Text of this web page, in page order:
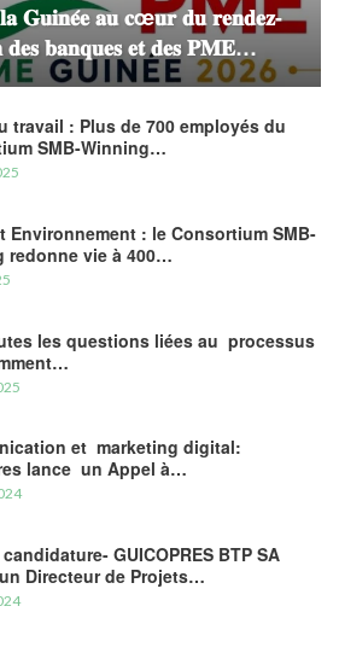
𝐆𝐮𝐢𝐧𝐞́𝐞 𝐚𝐮 𝐜œ𝐮𝐫 𝐝𝐮 𝐫𝐞𝐧𝐝𝐞𝐳-
𝐝𝐞𝐬 𝐛𝐚𝐧𝐪𝐮𝐞𝐬 𝐞𝐭 𝐝𝐞𝐬 𝐏𝐌𝐄…
travail : Plus de 700 employés du
SMB-Winning…
Environnement : le Consortium SMB-
redonne vie à 400…
les questions liées au processus
et marketing digital:
lance un Appel à…
GUICOPRES BTP SA
Directeur de Projets…